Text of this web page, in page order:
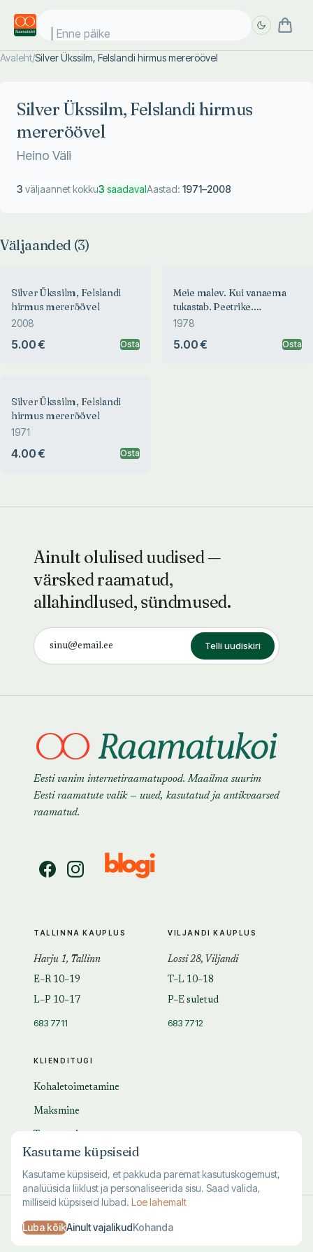
Enne päikes
Avaleht/Silver Ükssilm, Felslandi hirmus mereröövel
Silver Ükssilm, Felslandi hirmus
mereröövel
Heino Väli
3 väljaannet kokku3 saadavalAastad: 1971–2008
Väljaanded (3)
Silver Ükssilm, Felslandi
hirmus mereröövel
2008
5.00 € Osta
Meie malev. Kui vanaema
tukastab. Peetrike.
Kuukaraadža lugu. Väike
Silver Ükssilm, Felslandi
1978
5.00 € Osta
Silver Ükssilm, Felslandi
hirmus mereröövel
1971
4.00 € Osta
Ainult olulised uudised —
värsked raamatud,
allahindlused, sündmused.
Telli uudiskiri
Eesti vanim internetiraamatupood. Maailma suurim
Eesti raamatute valik — uued, kasutatud ja antikvaarsed
raamatud.
KLIENDITUGI
Kohaletoimetamine
Maksmine
KKK
TALLINNA KAUPLUS
Harju 1, Tallinn
E–R 10–19
L–P 10–17
683 7711
VILJANDI KAUPLUS
Lossi 28, Viljandi
T–L 10–18
P–E suletud
683 7712
Kasutustingimused· Privaatsus·Andmete kustutamine
Kasutame küpsiseid
Kasutame küpsiseid, et pakkuda paremat kasutuskogemust,
analüüsida liiklust ja personaliseerida sisu. Saad valida,
milliseid küpsiseid lubad. Loe lahemalt
Luba kõikAinult vajalikudKohanda